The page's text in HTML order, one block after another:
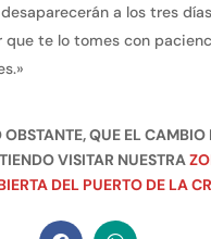
a los tres
que te lo tomes con
OBSTANTE, QUE EL CAMBIO
VISITAR NUESTRA
DEL PUERTO DE LA